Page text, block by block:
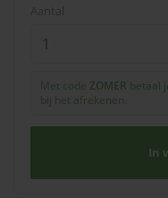
Met code ZOMER betaal
bij het afrekenen.
In